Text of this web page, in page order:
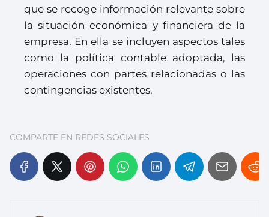
que se recoge información relevante sobre
la situación económica y financiera de la
empresa. En ella se incluyen aspectos tales
como la política contable adoptada, las
operaciones con partes relacionadas o las
contingencias existentes.
COMPARTE EN REDES SOCIALES